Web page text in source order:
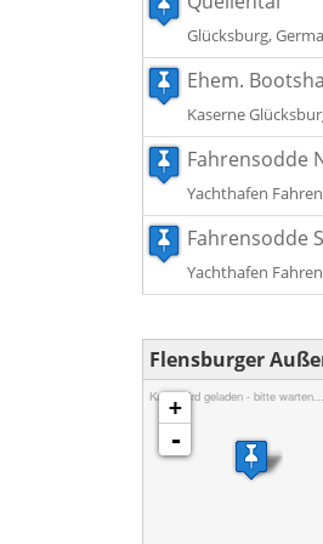
Glücksburg,
Ehem.
Kaserne
Fahrensodde
Yachthafen
Fahrensodde
Yachthafen
Flensburger
Karte wird geladen - bitte warten...
+
-